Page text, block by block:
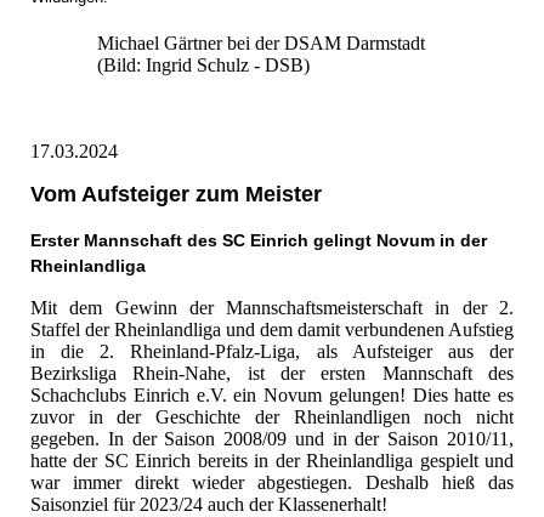
Michael Gärtner bei der DSAM Darmstadt
(Bild: Ingrid Schulz - DSB)
17.03.2024
Vom Aufsteiger zum Meister
Erster Mannschaft des SC Einrich gelingt Novum in der
Rheinlandliga
Mit dem Gewinn der Mannschaftsmeisterschaft in der 2.
Staffel der Rheinlandliga und dem damit verbundenen Aufstieg
in die 2. Rheinland-Pfalz-Liga, als Aufsteiger aus der
Bezirksliga Rhein-Nahe, ist der ersten Mannschaft des
Schachclubs Einrich e.V. ein Novum gelungen! Dies hatte es
zuvor in der Geschichte der Rheinlandligen noch nicht
gegeben. In der Saison 2008/09 und in der Saison 2010/11,
hatte der SC Einrich bereits in der Rheinlandliga gespielt und
war immer direkt wieder abgestiegen. Deshalb hieß das
Saisonziel für 2023/24 auch der Klassenerhalt!